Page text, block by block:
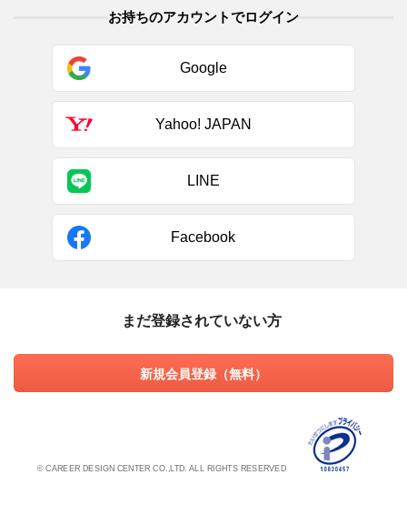
お持ちのアカウントでログイン
Google
Yahoo! JAPAN
LINE
Facebook
まだ登録されていない方
新規会員登録（無料）
© CAREER DESIGN CENTER CO.,LTD. ALL RIGHTS RESERVED